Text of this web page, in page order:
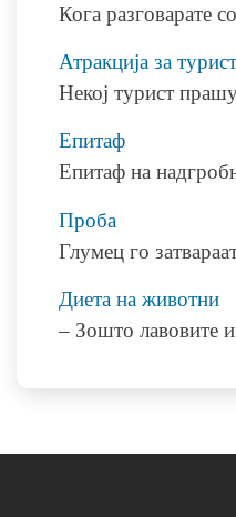
Кога разговарате
Атракција за
Некој турист
Епитаф
Епитаф на
Проба
Глумец го
Диета на животни
– Зошто лавовите